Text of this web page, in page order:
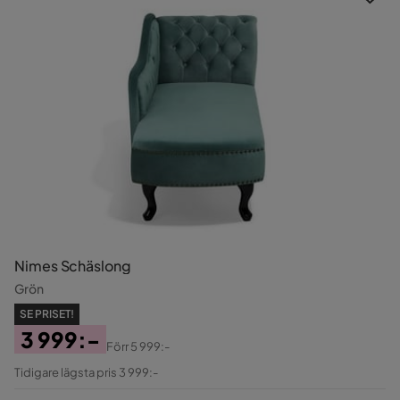
Nimes Schäslong
Grön
SE PRISET!
Pris
3 999:-
Original
Förr5 999:-
Tidigare lägsta pris 3 999:-